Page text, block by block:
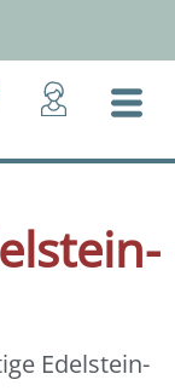
Edelstein-